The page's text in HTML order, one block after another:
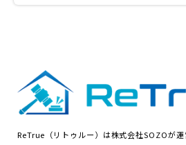
ReTrue（リトゥルー）は株式会社SOZOが